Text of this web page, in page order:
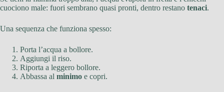
cuociono male: fuori sembrano quasi pronti, dentro restano tenaci.
Una sequenza che funziona spesso:
Porta l’acqua a bollore.
Aggiungi il riso.
Riporta a leggero bollore.
Abbassa al minimo e copri.